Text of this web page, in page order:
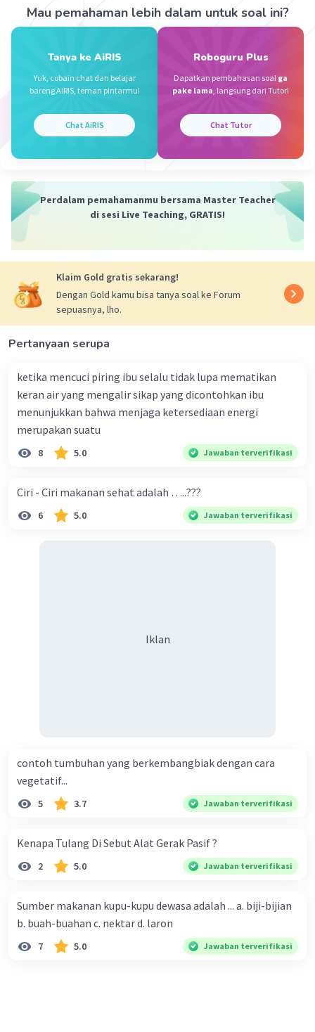
07 Oktober 2023 23:00
Jawaban terverifikasi
pantulan cahaya senter ke cermin. Contoh, di suatu
ruangan gelap, senter dinyalakan dan diarahkan ke
berlawanan. Artinya cahaya dapat dipantulkan.
Mau pemahaman lebih dalam untuk soal ini?
Tanya ke AiRIS
Yuk, cobain chat dan belajar
bareng AiRIS, teman pintarmu!
Chat AiRIS
Roboguru Plus
Dapatkan pembahasan soal ga
pake lama, langsung dari Tutor!
Chat Tutor
Perdalam pemahamanmu bersama Master Teacher
di sesi Live Teaching, GRATIS!
Klaim Gold gratis sekarang!
Dengan Gold kamu bisa tanya soal ke Forum
sepuasnya, lho.
Pertanyaan serupa
ketika mencuci piring ibu selalu tidak lupa mematikan
keran air yang mengalir sikap yang dicontohkan ibu
menunjukkan bahwa menjaga ketersediaan energi
merupakan suatu
8 5.0 Jawaban terverifikasi
Ciri - Ciri makanan sehat adalah …..???
6 5.0 Jawaban terverifikasi
Iklan
contoh tumbuhan yang berkembangbiak dengan cara
vegetatif...
5 3.7 Jawaban terverifikasi
Kenapa Tulang Di Sebut Alat Gerak Pasif ?
2 5.0 Jawaban terverifikasi
Sumber makanan kupu-kupu dewasa adalah ... a. biji-bijian
b. buah-buahan c. nektar d. laron
7 5.0 Jawaban terverifikasi